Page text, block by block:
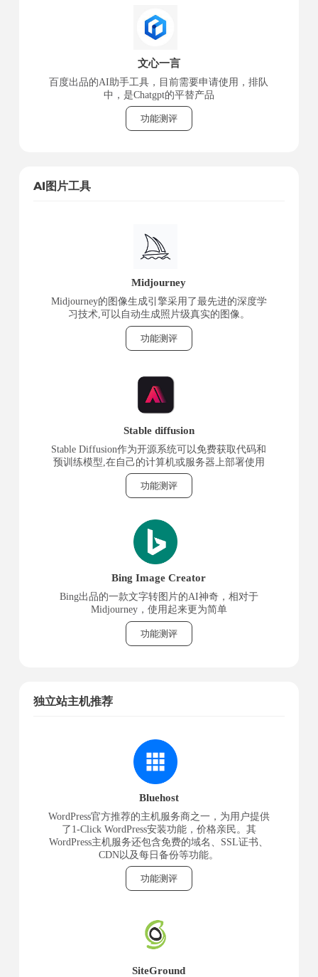
文心一言
百度出品的AI助手工具，目前需要申请使用，排队
中，是Chatgpt的平替产品
功能测评
AI图片工具
Midjourney
Midjourney的图像生成引擎采用了最先进的深度学
习技术,可以自动生成照片级真实的图像。
功能测评
Stable diffusion
Stable Diffusion作为开源系统可以免费获取代码和
预训练模型,在自己的计算机或服务器上部署使用
功能测评
Bing Image Creator
Bing出品的一款文字转图片的AI神奇，相对于
Midjourney，使用起来更为简单
功能测评
独立站主机推荐
Bluehost
WordPress官方推荐的主机服务商之一，为用户提供
了1-Click WordPress安装功能，价格亲民。其
WordPress主机服务还包含免费的域名、SSL证书、
CDN以及每日备份等功能。
功能测评
SiteGround